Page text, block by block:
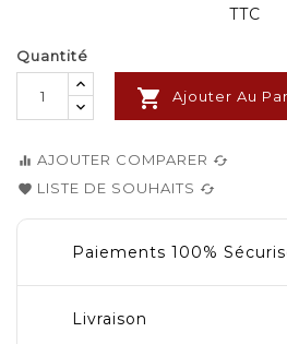
TTC
Quantité
 Ajouter Au
equalizer AJOUTER COMPARER cached
favorite LISTE DE SOUHAITS cached
Paiements 100%
Livraison